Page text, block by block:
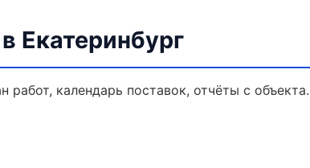
Екатеринбург
работ, календарь поставок, отчёты с